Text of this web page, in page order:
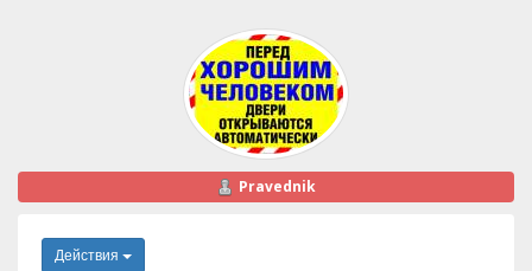
Pravednik
Действия